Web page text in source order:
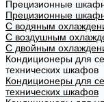
Прецизионные
Прецизионные
С водяным
С воздушным
С двойным
Кондиционеры для
технических шкафов
Кондиционеры для
технических шкафов